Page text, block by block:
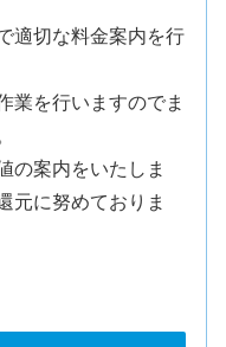
適切な料金案内を行
業を行いますのでま
の案内をいたしま
元に努めておりま